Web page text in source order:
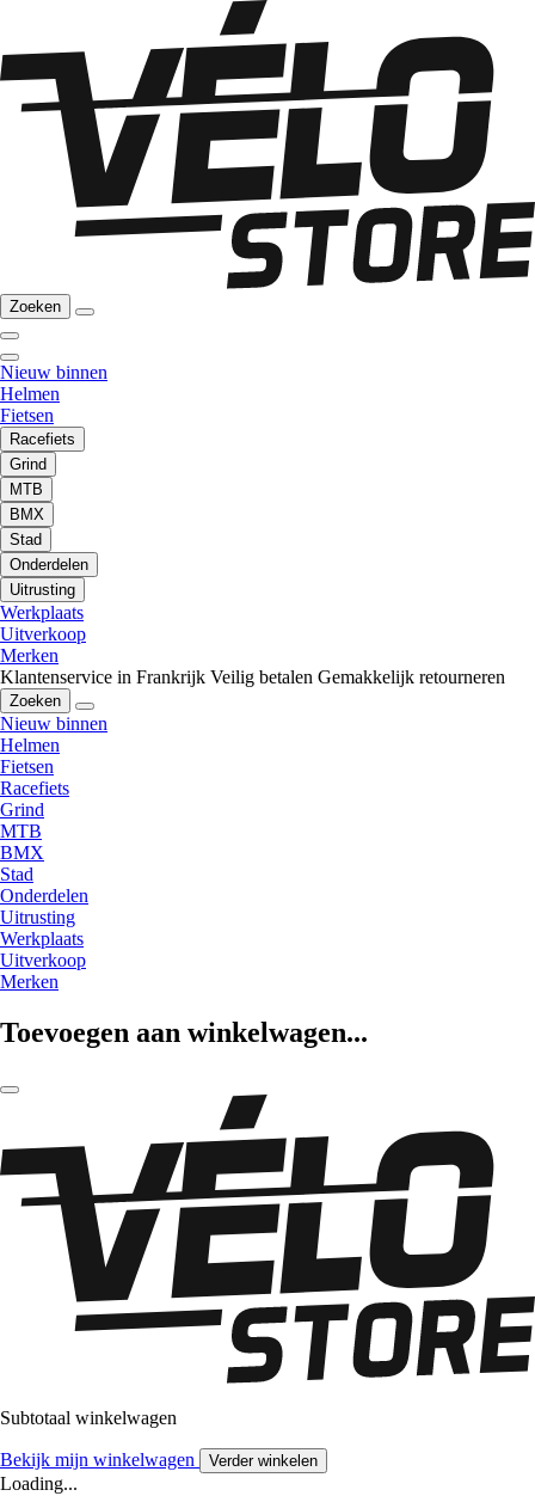
Zoeken
Nieuw binnen
Helmen
Fietsen
Racefiets
Grind
MTB
BMX
Stad
Onderdelen
Uitrusting
Werkplaats
Uitverkoop
Merken
Klantenservice in Frankrijk Veilig betalen Gemakkelijk retourneren
Zoeken
Nieuw binnen
Helmen
Fietsen
Racefiets
Grind
MTB
BMX
Stad
Onderdelen
Uitrusting
Werkplaats
Uitverkoop
Merken
Toevoegen aan winkelwagen...
Subtotaal winkelwagen
Bekijk mijn winkelwagen Verder winkelen
Loading...